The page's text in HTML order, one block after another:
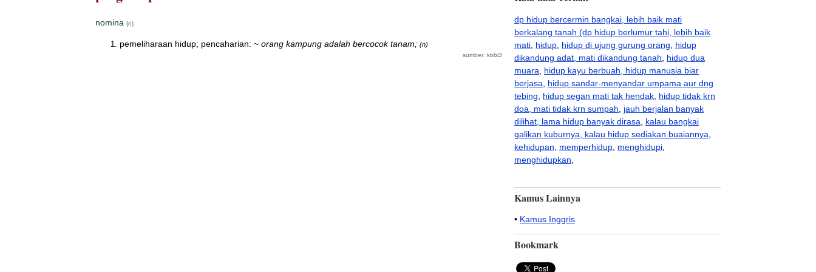
nomina (n)
pemeliharaan hidup; pencaharian: ~ orang kampung adalah bercocok tanam; (n)
sumber: kbbi3
dp hidup bercermin bangkai, lebih baik mati
berkalang tanah (dp hidup berlumur tahi, lebih baik
mati hidup hidup di ujung gurung orang
hidup
dikandung adat, mati dikandung tanah
hidup dua
muara
hidup kayu berbuah, hidup manusia biar
berjasa
hidup sandar-menyandar umpama aur dng
tebing
hidup segan mati tak hendak hidup tidak krn
doa, mati tidak krn sumpah
jauh berjalan banyak
dilihat, lama hidup banyak dirasa
kalau bangkai
galikan kuburnya, kalau hidup sediakan buaiannya
kehidupan
memperhidup menghidupi
menghidupkan
Kamus Lainnya
• Kamus Inggris
Bookmark